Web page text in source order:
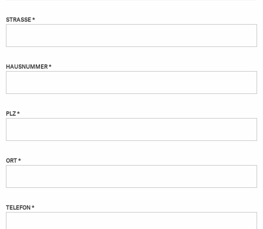
STRASSE *
HAUSNUMMER *
PLZ *
ORT *
TELEFON *